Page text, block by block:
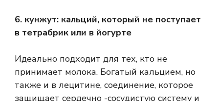
6. кунжут: кальций, который не поступает
в тетрабрик или в йогурте
Идеально подходит для тех, кто не
принимает молока. Богатый кальцием, но
также и в лецитине, соединение, которое
защищает сердечно -сосудистую систему и